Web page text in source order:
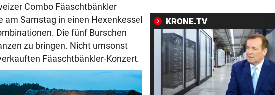
Combo Fäaschtbänkler
Samstag in einen Hexenkessel
Die fünf Burschen
zu bringen. Nicht umsonst
Fäaschtbänkler-Konzert.
BEDINGTE HAFTSTRAFE
Wiener (21) hinterließ
auf dem Heimweg
WARNUNG FÜR LUFTFAHRT vor
Vulkan Ätna auf Sizilien kurz
KRONE.TV